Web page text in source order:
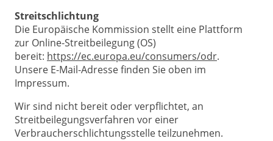
Streitschlichtung
Die Europäische Kommission stellt eine Plattform
zur Online-Streitbeilegung (OS)
bereit: https://ec.europa.eu/consumers/odr.
Unsere E-Mail-Adresse finden Sie oben im
Impressum.
Wir sind nicht bereit oder verpflichtet, an
Streitbeilegungsverfahren vor einer
Verbraucherschlichtungsstelle teilzunehmen.